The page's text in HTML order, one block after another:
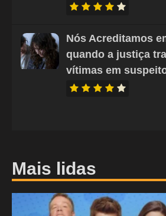
Nós Acreditamos
quando a justiça
vítimas em
Mais lidas